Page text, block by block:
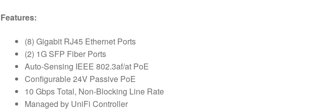
Features:
(8) Gigabit RJ45 Ethernet Ports
(2) 1G SFP Fiber Ports
Auto-Sensing IEEE 802.3af/at PoE
Configurable 24V Passive PoE
10 Gbps Total, Non-Blocking Line Rate
Managed by UniFi Controller